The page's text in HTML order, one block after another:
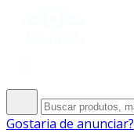
Gostaria de anunciar?